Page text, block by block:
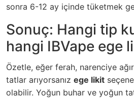
sonra 6-12 ay içinde tüketmek
Sonuç: Hangi tip
hangi IBVape ege
Özetle, eğer ferah, narenciye
tatlar arıyorsanız ege likit
olabilir. Yoğun buhar ve yoğun